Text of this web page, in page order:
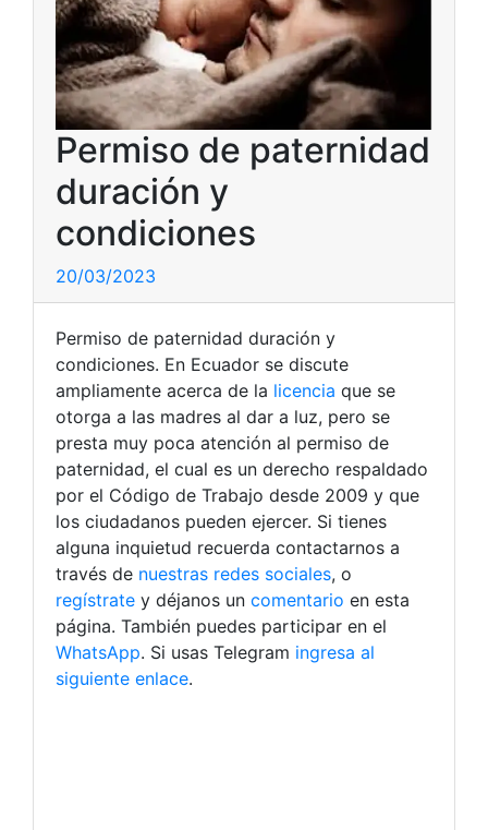
Permiso de paternidad
duración y
condiciones
20/03/2023
Permiso de paternidad duración y
condiciones. En Ecuador se discute
ampliamente acerca de la licencia que se
otorga a las madres al dar a luz, pero se
presta muy poca atención al permiso de
paternidad, el cual es un derecho respaldado
por el Código de Trabajo desde 2009 y que
los ciudadanos pueden ejercer. Si tienes
alguna inquietud recuerda contactarnos a
través de nuestras redes sociales, o
regístrate y déjanos un comentario en esta
página. También puedes participar en el
WhatsApp. Si usas Telegram ingresa al
siguiente enlace.